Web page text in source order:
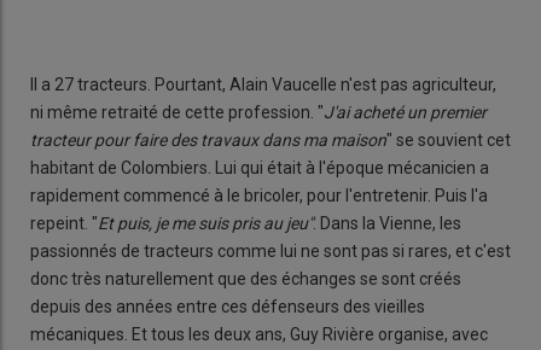
Il a 27 tracteurs. Pourtant, Alain Vaucelle n'est pas agriculteur,
ni même retraité de cette profession. "J'ai acheté un premier
tracteur pour faire des travaux dans ma maison" se souvient cet
habitant de Colombiers. Lui qui était à l'époque mécanicien a
rapidement commencé à le bricoler, pour l'entretenir. Puis l'a
repeint. "Et puis, je me suis pris au jeu". Dans la Vienne, les
passionnés de tracteurs comme lui ne sont pas si rares, et c'est
donc très naturellement que des échanges se sont créés
depuis des années entre ces défenseurs des vieilles
mécaniques. Et tous les deux ans, Guy Rivière organise, avec